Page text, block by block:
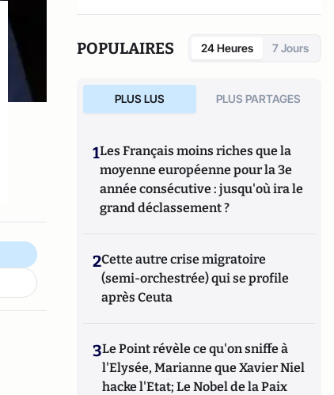
d'Etat. L'intérêt des informations et des
analyses a néanmoins convaincus
textes reçus au moment où se dessine, en
France et dans le monde, un nouveau clivage
sur@Disraeli1874
POPULAIRES 24 Heures 7 Jours
PLUS LUS PLUS PARTAGES
1Les Français moins riches que la
moyenne européenne pour la 3e
année consécutive : jusqu'où ira le
grand déclassement ?
2Cette autre crise migratoire
(semi-orchestrée) qui se profile
après Ceuta
3Le Point révèle ce qu'on sniffe à
l'Elysée, Marianne que Xavier Niel
hacke l'Etat; Le Nobel de la Paix